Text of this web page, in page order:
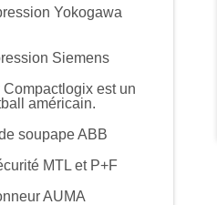
Yokogawa
Siemens
est un
américain.
soupape ABB
MTL et P+F
AUMA